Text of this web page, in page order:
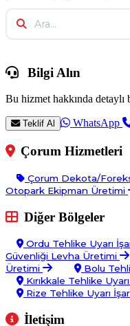
Bilgi Alın
Bu hizmet hakkında
Teklif Al WhatsApp
Çorum Hizmetleri
Çorum Dekota/
Otopark Ekipman Üretimi
Diğer Bölgeler
Ordu Tehlike Uyarı
Güvenliği Levha Üretimi
Üretimi
Bolu
Kırıkkale Tehlike
Rize Tehlike Uyarı
İletişim